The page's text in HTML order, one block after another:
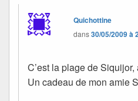
Quichottine
dans30/05/2009 à
C’est la plage de
Un cadeau de mon amie